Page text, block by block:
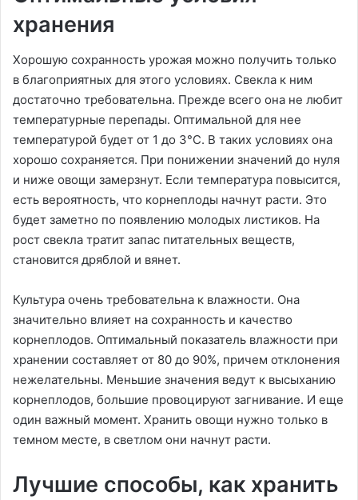
хранения
Хорошую сохранность урожая можно получить только
в благоприятных для этого условиях. Свекла к ним
достаточно требовательна. Прежде всего она не любит
температурные перепады. Оптимальной для нее
температурой будет от 1 до 3°C. В таких условиях она
хорошо сохраняется. При понижении значений до нуля
и ниже овощи замерзнут. Если температура повысится,
есть вероятность, что корнеплоды начнут расти. Это
будет заметно по появлению молодых листиков. На
рост свекла тратит запас питательных веществ,
становится дряблой и вянет.
Культура очень требовательна к влажности. Она
значительно влияет на сохранность и качество
корнеплодов. Оптимальный показатель влажности при
хранении составляет от 80 до 90%, причем отклонения
нежелательны. Меньшие значения ведут к высыханию
корнеплодов, большие провоцируют загнивание. И еще
один важный момент. Хранить овощи нужно только в
темном месте, в светлом они начнут расти.
Лучшие способы, как хранить